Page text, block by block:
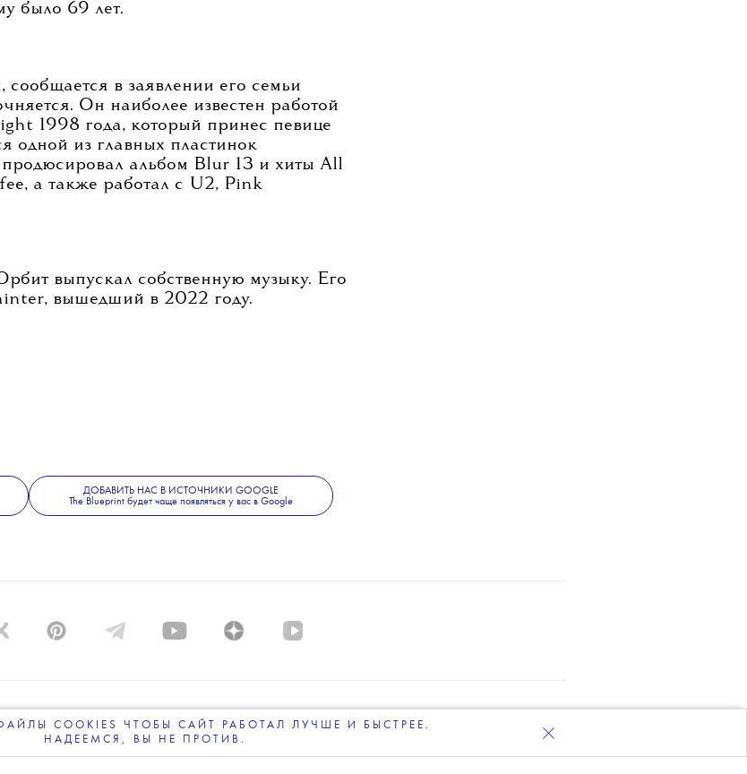
НА НАШУ ВЕЧЕРНЮЮ РАССЫЛКУ
было 69 лет.
в заявлении его семьи
Он наиболее известен работой
1998 года, который принес певице
одной из главных пластинок
альбом Blur 13 и хиты All
а также работал с U2, Pink
выпускал собственную музыку. Его
вышедший в 2022 году.
ДОБАВИТЬ НАС В ИСТОЧНИКИ GOOGLE
The Blueprint будет чаще появляться у вас в Google
КОМАНДА BLUE LAB КОНТАКТЫ РАССЫЛКА
COOKIES ЧТОБЫ САЙТ РАБОТАЛ ЛУЧШЕ И БЫСТРЕЕ.
НАДЕЕМСЯ, ВЫ НЕ ПРОТИВ.